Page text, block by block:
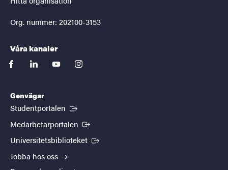
Org. nummer: 202100-3153
Våra kanaler
facebooklinkedinyoutubeinstagram
Genvägar
Studentportalen (Extern länk)
Medarbetarportalen (Extern länk)
Universitetsbiblioteket (Extern länk)
Jobba hos oss